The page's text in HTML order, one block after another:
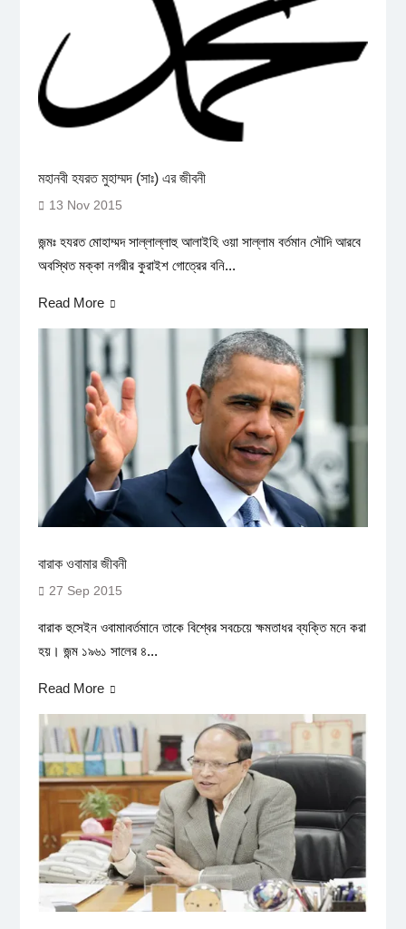
মহানবী হযরত মুহাম্মদ (সাঃ) এর জীবনী
13 Nov 2015
জন্মঃ হযরত মোহাম্মদ সাল্লাল্লাহু আলাইহি ওয়া সাল্লাম বর্তমান সৌদি আরবে
অবস্থিত মক্কা নগরীর কুরাইশ গোত্রের বনি...
Read More
বারাক ওবামার জীবনী
27 Sep 2015
বারাক হুসেইন ওবামা৷বর্তমানে তাকে বিশ্বের সবচেয়ে ক্ষমতাধর ব্যক্তি মনে করা
হয়। জন্ম ১৯৬১ সালের ৪...
Read More